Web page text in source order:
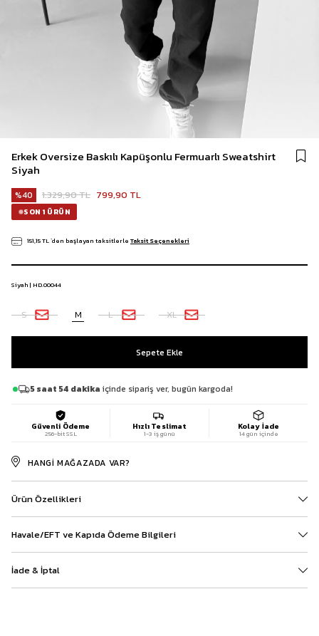
Erkek Oversize Baskılı Kapüşonlu Fermuarlı Sweatshirt
Siyah
40 1.329,90 TL 799,90 TL
SON 1 ÜRÜN
151,15 TL`den başlayan taksitlerle Taksit Seçenekleri
Siyah | HD.00044
S M L XL
5 saat 54 dakika içinde sipariş ver, bugün kargoda!
Güvenli Ödeme
256-bit SSL
Hızlı Teslimat
1-3 iş günü
Kolay İade
14 gün içinde
HANGI MAĞAZADA VAR?
Ürün Özellikleri
Havale/EFT ve Kapıda Ödeme Bilgileri
İade & İptal